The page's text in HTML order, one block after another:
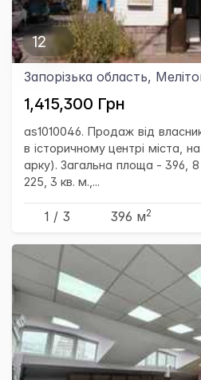
12
Запорізька область,
1,415,300 Грн
as1010046. Продаж від
в історичному центрі міста, на
арку). Загальна площа - 396,
225, 3 кв. м.,...
1 / 3 396 м2